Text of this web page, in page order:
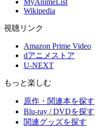
MyAnimeList
Wikipedia
視聴リンク
Amazon Prime Video
dアニメストア
U-NEXT
もっと楽しむ
原作・関連本を探す
Blu-ray / DVDを探す
関連グッズを探す